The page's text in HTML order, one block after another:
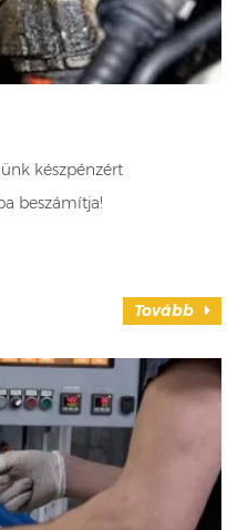
készpénzért
beszámítja!
Tovább